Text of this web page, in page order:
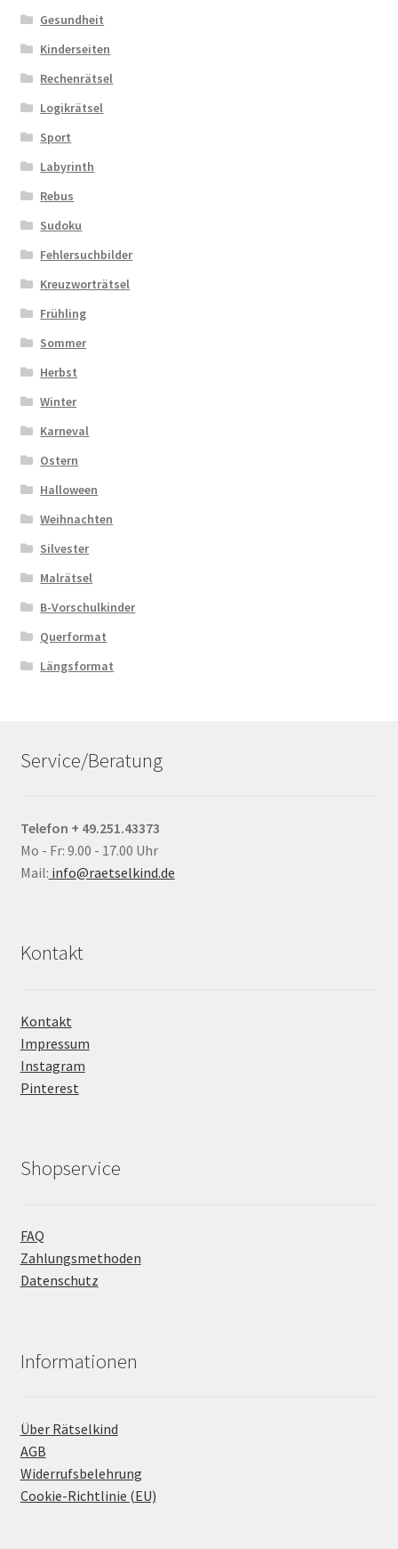
Gesundheit
Kinderseiten
Rechenrätsel
Logikrätsel
Sport
Labyrinth
Rebus
Sudoku
Fehlersuchbilder
Kreuzworträtsel
Frühling
Sommer
Herbst
Winter
Karneval
Ostern
Halloween
Weihnachten
Silvester
Malrätsel
B-Vorschulkinder
Querformat
Längsformat
Service/Beratung
Telefon + 49.251.43373
Mo - Fr: 9.00 - 17.00 Uhr
Mail: info@raetselkind.de
Kontakt
Kontakt
Impressum
Instagram
Pinterest
Shopservice
FAQ
Zahlungsmethoden
Datenschutz
Informationen
Über Rätselkind
AGB
Widerrufsbelehrung
Cookie-Richtlinie (EU)